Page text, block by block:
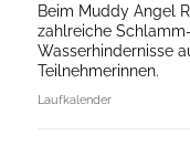
Beim Muddy Angel
zahlreiche
Wasserhindernisse
Teilnehmerinnen.
Laufkalender